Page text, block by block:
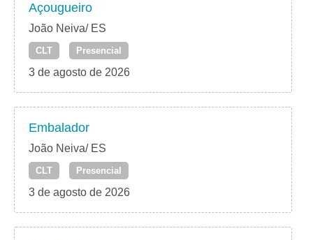
Açougueiro
João Neiva/ ES
CLT Presencial
3 de agosto de 2026
Embalador
João Neiva/ ES
CLT Presencial
3 de agosto de 2026